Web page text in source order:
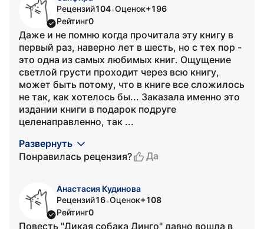
Рецензий104•Оценок+196
Рейтинг0
Даже и не помню когда прочитала эту книгу в
первый раз, наверно лет в шесть, но с тех пор -
это одна из самых любимых книг. Ощущение
светлой грусти проходит через всю книгу,
может быть потому, что в книге все сложилось
не так, как хотелось бы... Заказала именно это
издании книги в подарок подруге
целенаправленно, так ...
Развернуть
Понравилась рецензия?
Да
Анастасия Кудинова
Рецензий16•Оценок+108
Рейтинг0
Повесть "Дикая собака Динго" давно вошла в